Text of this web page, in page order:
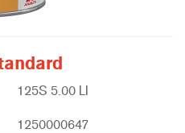
125S 5.00 LI
1250000647